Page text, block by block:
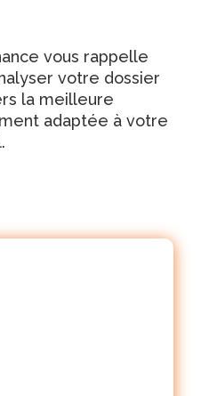
vous rappelle
votre dossier
la meilleure
adaptée à votre